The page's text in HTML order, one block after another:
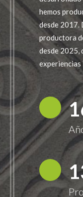
hemos
desde 2017.
productora
desde 2025,